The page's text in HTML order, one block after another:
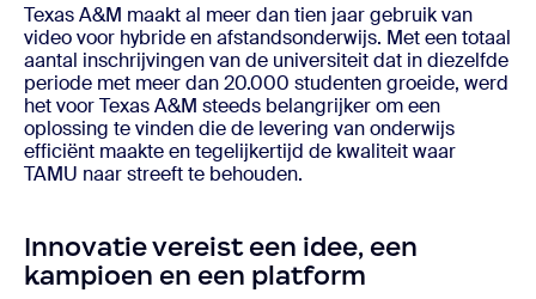
Texas A&M maakt al meer dan tien jaar gebruik van
video voor hybride en afstandsonderwijs. Met een totaal
aantal inschrijvingen van de universiteit dat in diezelfde
periode met meer dan 20.000 studenten groeide, werd
het voor Texas A&M steeds belangrijker om een
oplossing te vinden die de levering van onderwijs
efficiënt maakte en tegelijkertijd de kwaliteit waar
TAMU naar streeft te behouden.
Innovatie vereist een idee, een
kampioen en een platform